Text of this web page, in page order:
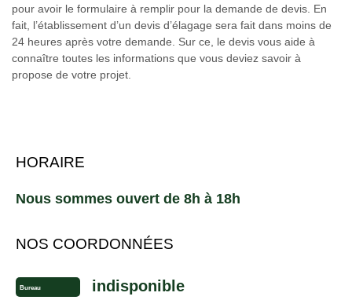
pour avoir le formulaire à remplir pour la demande de devis. En
fait, l’établissement d’un devis d’élagage sera fait dans moins de
24 heures après votre demande. Sur ce, le devis vous aide à
connaître toutes les informations que vous deviez savoir à
propose de votre projet.
HORAIRE
Nous sommes ouvert de 8h à 18h
NOS COORDONNÉES
Bureau indisponible